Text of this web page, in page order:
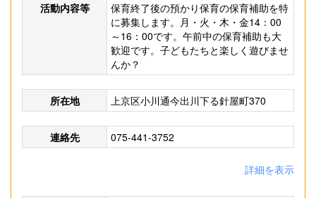
活動内容等
保育終了後の預かり保育の保育補助を特
に募集します。月・火・木・金14：00
～16：00です。午前中の保育補助も大
歓迎です。子どもたちと楽しく遊びませ
んか？
所在地 上京区小川通今出川下る針屋町370
連絡先 075-441-3752
詳細を表示